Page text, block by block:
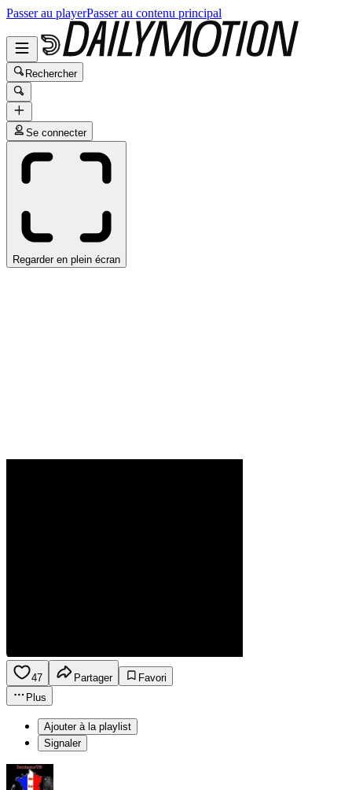
Passer au playerPasser au contenu principal
Rechercher
Se connecter
Regarder en plein écran
47 Partager
Favori
Plus
Ajouter à la playlist
Signaler